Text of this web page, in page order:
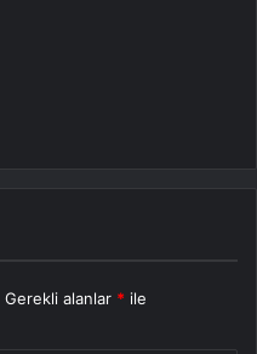
Gerekli alanlar * ile